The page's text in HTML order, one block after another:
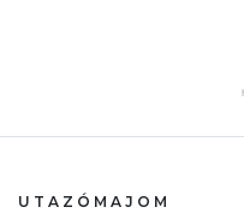
UTAZÓMAJOM